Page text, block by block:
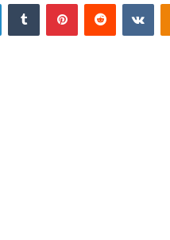
LinkedInTumblr PinterestReddit